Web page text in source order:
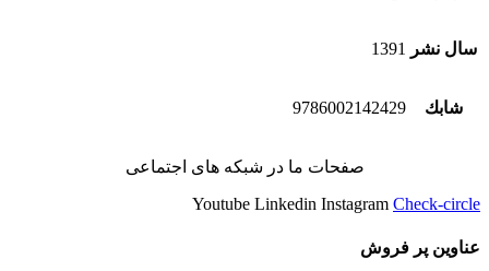
سال نشر 1391
شابك 9786002142429
صفحات ما در شبکه های اجتماعی
Youtube Linkedin Instagram Check-circle
عناوین پر فروش